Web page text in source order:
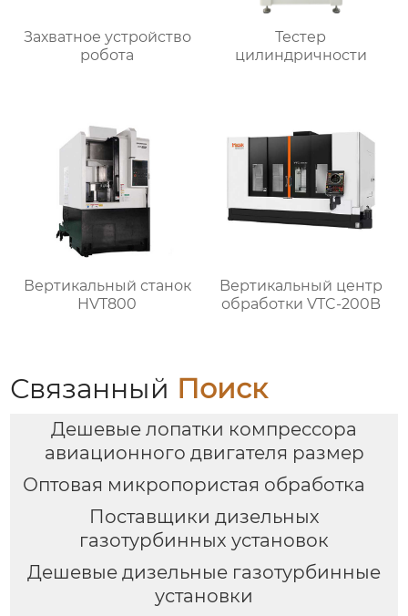
Захватное устройство
робота
Тестер
цилиндричности
Вертикальный станок
HVT800
Bертикальный центр
обработки VTC-200B
Связанный Поиск
Дешевые лопатки компрессора
авиационного двигателя размер
Оптовая микропористая обработка
Поставщики дизельных
газотурбинных установок
Дешевые дизельные газотурбинные
установки